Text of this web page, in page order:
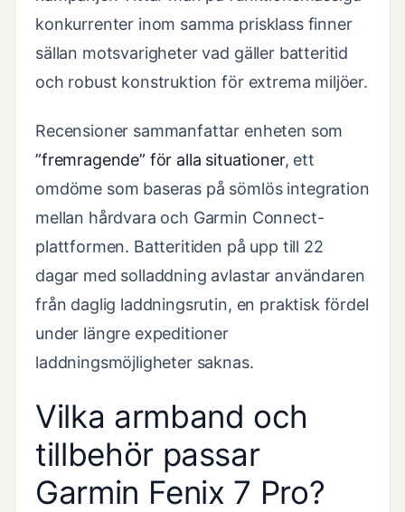
konkurrenter inom samma prisklass finner
sällan motsvarigheter vad gäller batteritid
och robust konstruktion för extrema miljöer.
Recensioner sammanfattar enheten som
”fremragende” för alla situationer, ett
omdöme som baseras på sömlös integration
mellan hårdvara och Garmin Connect-
plattformen. Batteritiden på upp till 22
dagar med solladdning avlastar användaren
från daglig laddningsrutin, en praktisk fördel
under längre expeditioner
laddningsmöjligheter saknas.
Vilka armband och
tillbehör passar
Garmin Fenix 7 Pro?